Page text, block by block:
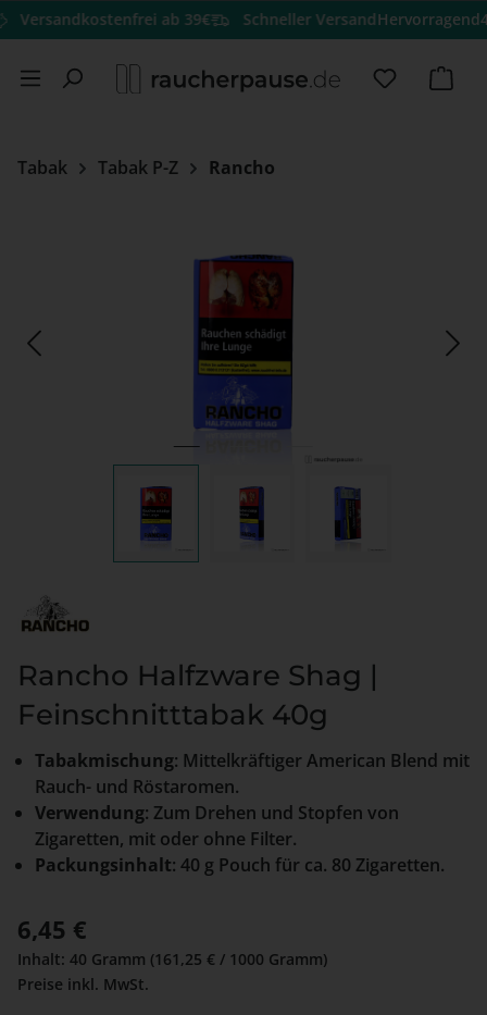
Zum Hauptinhalt springen
ab 39€ Schneller VersandHervorragend4.9
Du hast
Tabak Tabak P-Z Rancho
Rancho Halfzware Shag |
Feinschnitttabak 40g
Tabakmischung: Mittelkräftiger American Blend mit
Rauch- und Röstaromen.
Verwendung: Zum Drehen und Stopfen von
Zigaretten, mit oder ohne Filter.
Packungsinhalt: 40 g Pouch für ca. 80 Zigaretten.
Regulärer Preis:
6,45 €
Inhalt: 40 Gramm (161,25 € / 1000 Gramm)
Preise inkl. MwSt.